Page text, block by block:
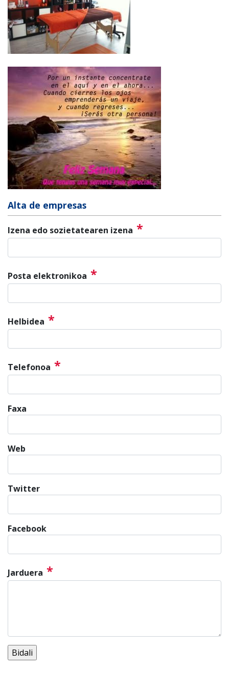
Alta de empresas
Izena edo sozietatearen izena *
Posta elektronikoa *
Helbidea *
Telefonoa *
Faxa
Web
Twitter
Facebook
Jarduera *